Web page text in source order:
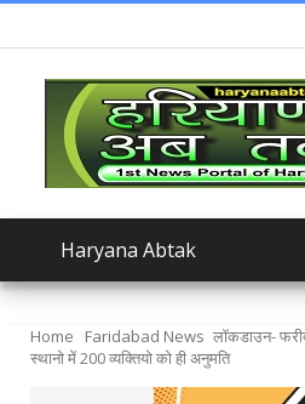
Haryana Abtak
Home Faridabad News लॉकडाउन-
स्थानो में 200 व्यक्तियो को ही अनुमति